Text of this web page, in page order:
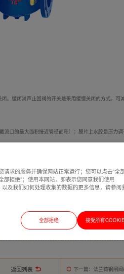
。缓闭消声止回阀的开关是采用缓慢关闭的方式，可
口的最大面积接近管径面积）；膜片上水腔是压力调
％，其余的10％使用导管将阀门后的压力传递到上
阀。如果发现水锤现象，您可以微调关小控制阀并逆
回阀在设计上充分考虑了使用环境的需求，合理的
返回列表 下一篇 ：法兰铸钢闸
请求的服务并确保网站正常运行；您可以点击“全
部拒绝”；使用本网站，即表示您同意我们使用
及我们如何处理收集的数据的更多信息，请参阅
全部拒绝 接受所有COOKIE